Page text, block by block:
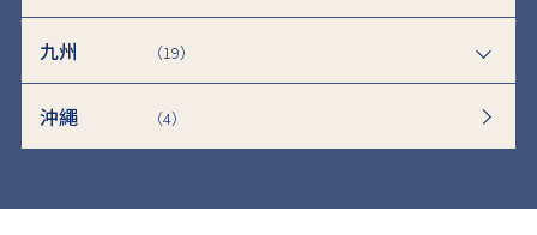
九州 （19）
沖繩 （4）